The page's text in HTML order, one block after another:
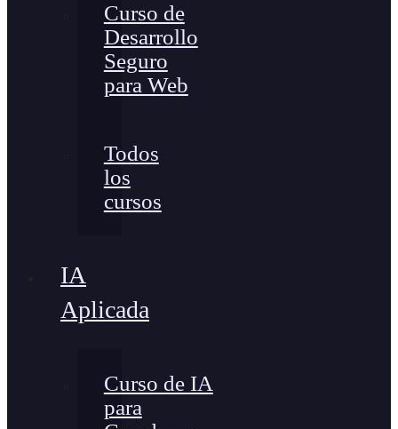
Curso de
Desarrollo
Seguro
para Web
Todos
los
cursos
IA
Aplicada
Curso de IA
para